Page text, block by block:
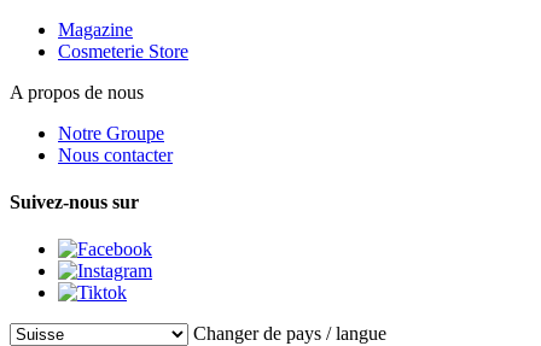
Magazine
Cosmeterie Store
A propos de nous
Notre Groupe
Nous contacter
Suivez-nous sur
Changer de pays / langue